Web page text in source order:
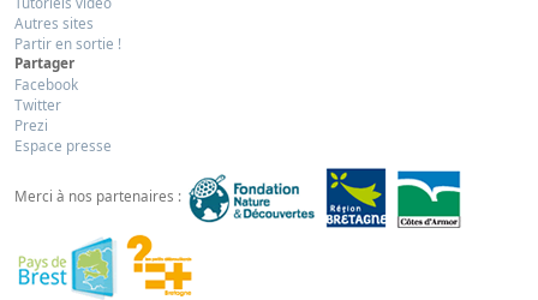
Autres sites
Partir en sortie !
Partager
Facebook
Twitter
Prezi
Espace presse
Merci à nos partenaires :